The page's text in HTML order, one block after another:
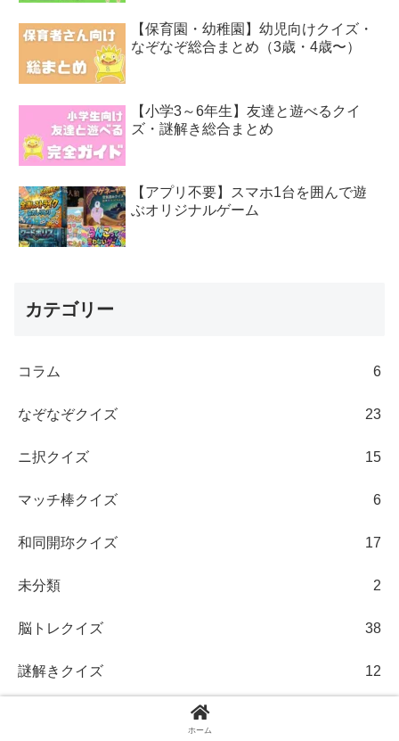
【保育園・幼稚園】幼児向けクイズ・
なぞなぞ総合まとめ（3歳・4歳〜）
【小学3～6年生】友達と遊べるクイ
ズ・謎解き総合まとめ
【アプリ不要】スマホ1台を囲んで遊
ぶオリジナルゲーム
カテゴリー
コラム 6
なぞなぞクイズ 23
ニ択クイズ 15
マッチ棒クイズ 6
和同開珎クイズ 17
未分類 2
脳トレクイズ 38
謎解きクイズ 12
ホーム